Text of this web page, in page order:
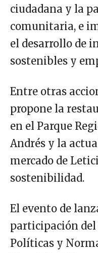
ciudadana y la
comunitaria, e
el desarrollo de
sostenibles y
Entre otras
propone la
en el Parque
Andrés y la
mercado de
sostenibilidad.
El evento de
participación
Políticas y